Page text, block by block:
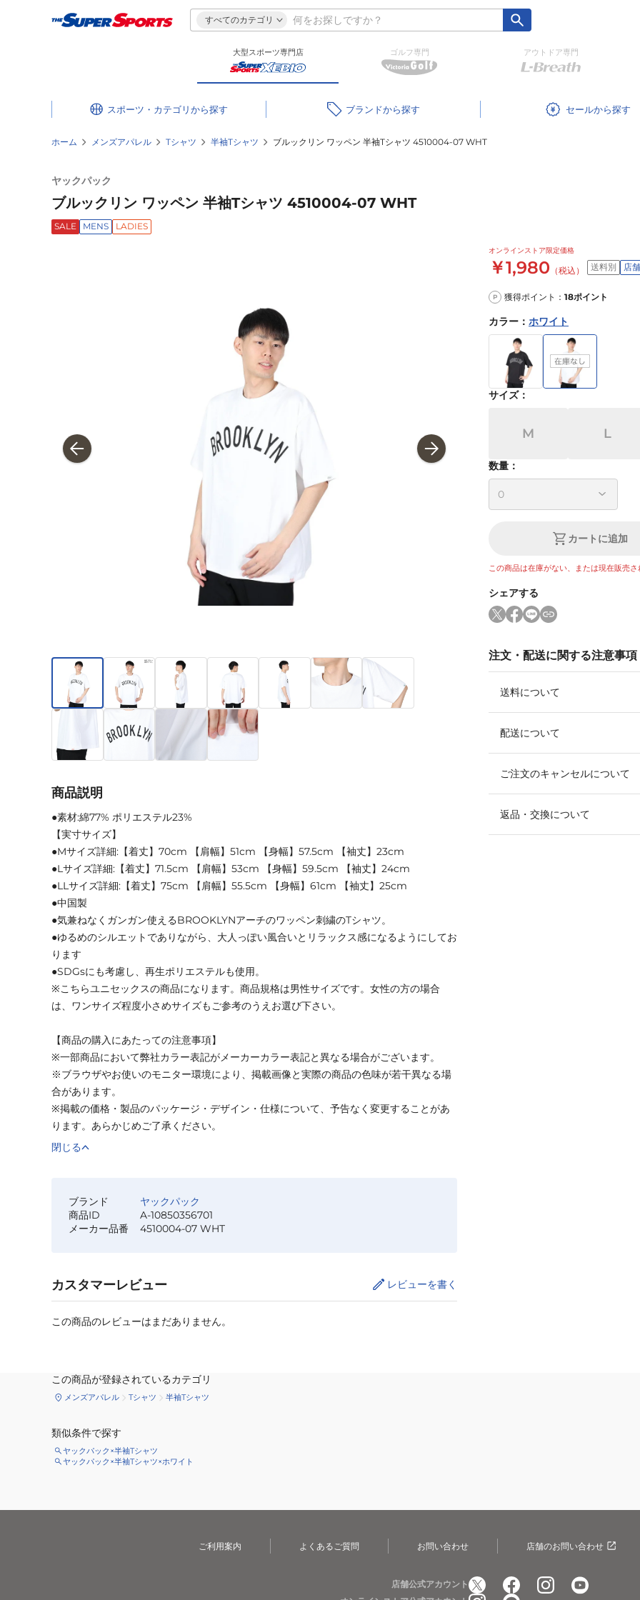
すべてのカテゴリ
大型スポーツ専門店 ゴルフ専門 アウトドア専門
スポーツ・カテゴリ ブランド セール
ホーム メンズアパレル Tシャツ 半袖Tシャツ ブルックリン ワッペン 半袖Tシャツ 4510004-07 WHT
ヤックパック
ブルックリン ワッペン 半袖Tシャツ 4510004-07 WHT
SALE MENS LADIES
オンラインストア限定価格
￥1,980 （税込） 送料別 店
P 獲得ポイント： 18ポイント
カラー ： ホワイト
サイズ：
M L
数量：
カートに追加
この商品は在庫がない、または現在販売さ
シェアする
注文・配送に関する注意事項
送料について
配送について
ご注文のキャンセルについて
返品・交換について
商品説明
●素材:綿77% ポリエステル23%
【実寸サイズ】
●Mサイズ詳細:【着丈】70cm 【肩幅】51cm 【身幅】57.5cm 【袖丈】23cm
●Lサイズ詳細:【着丈】71.5cm 【肩幅】53cm 【身幅】59.5cm 【袖丈】24cm
●LLサイズ詳細:【着丈】75cm 【肩幅】55.5cm 【身幅】61cm 【袖丈】25cm
●中国製
●気兼ねなくガンガン使えるBROOKLYNアーチのワッペン刺繍のTシャツ。
●ゆるめのシルエットでありながら、大人っぽい風合いとリラックス感になるようにしてお
ります
●SDGsにも考慮し、再生ポリエステルも使用。
※こちらユニセックスの商品になります。商品規格は男性サイズです。女性の方の場合
は、ワンサイズ程度小さめサイズもご参考のうえお選び下さい。
【商品の購入にあたっての注意事項】
※一部商品において弊社カラー表記がメーカーカラー表記と異なる場合がございます。
※ブラウザやお使いのモニター環境により、掲載画像と実際の商品の色味が若干異なる場
合があります。
※掲載の価格・製品のパッケージ・デザイン・仕様について、予告なく変更することがあ
ります。あらかじめご了承ください。
閉じる
ブランド
ヤックパック
商品ID
A-10850356701
メーカー品番
4510004-07 WHT
カスタマーレビュー レビューを書く
この商品のレビューはまだありません。
この商品が登録されているカテゴリ
メンズアパレル Tシャツ 半袖Tシャツ
類似条件で探す
ヤックパック×半袖Tシャツ
ヤックパック×半袖Tシャツ×ホワイト
ご利用案内 よくあるご質問 お問い合わせ 店舗のお問い合わせ
店舗公式アカウント